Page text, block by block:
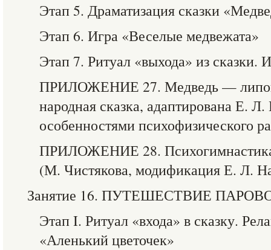
Этап 5. Драматизация сказки
Этап 6. Игра «Веселые медвежата»
Этап 7. Ритуал «выхода» из сказки.
ПРИЛОЖЕНИЕ 27. Медведь —
народная сказка, адаптирована Е.
особенностями психофизического
ПРИЛОЖЕНИЕ 28.
(М. Чистякова, модификация Е. Л.
Занятие 16. ПУТЕШЕСТВИЕ
Этап I. Ритуал «входа» в сказку.
«Аленький цветочек»